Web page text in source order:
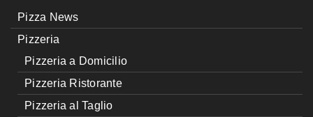
Pizza News
Pizzeria
Pizzeria a Domicilio
Pizzeria Ristorante
Pizzeria al Taglio